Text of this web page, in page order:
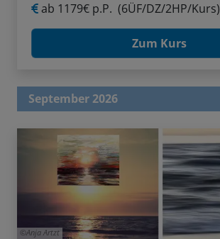
ab 1179€ p.P. (6ÜF/DZ/2HP/Kurs)
Zum Kurs
September 2026
Anja Artzt